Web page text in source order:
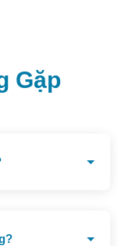
Gặp